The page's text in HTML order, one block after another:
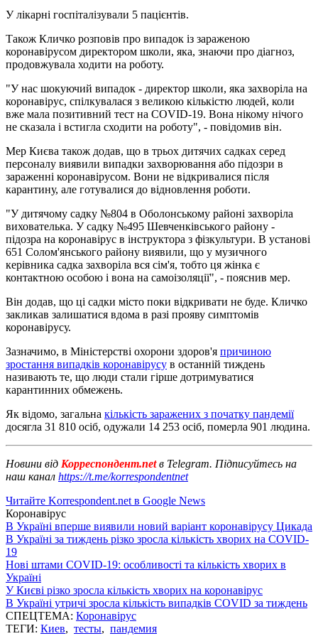
У лікарні госпіталізували 5 пацієнтів.
Також Кличко розповів про випадок із зараженою
коронавірусом директором школи, яка, знаючи про діагноз,
продовжувала ходити на роботу.
"У нас шокуючий випадок - директор школи, яка захворіла на
коронавірус, спілкувалася з великою кількістю людей, коли
вже мала позитивний тест на COVID-19. Вона нікому нічого
не сказала і встигла сходити на роботу", - повідомив він.
Мер Києва також додав, що в трьох дитячих садках серед
персоналу виявили випадки захворювання або підозри в
зараженні коронавірусом. Вони не відкривалися після
карантину, але готувалися до відновлення роботи.
"У дитячому садку №804 в Оболонському районі захворіла
вихователька. У садку №495 Шевченківського району -
підозра на коронавірус в інструктора з фізкультури. В установі
651 Солом'янського району виявили, що у музичного
керівника садка захворіла вся сім'я, тобто ця жінка є
контактною особою і вона на самоізоляції", - пояснив мер.
Він додав, що ці садки місто поки відкривати не буде. Кличко
закликав залишатися вдома в разі прояву симптомів
коронавірусу.
Зазначимо, в Міністерстві охорони здоров'я причиною
зростання випадків коронавірусу в останній тиждень
називають те, що люди стали гірше дотримуватися
карантинних обмежень.
Як відомо, загальна кількість заражених з початку пандемії
досягла 31 810 осіб, одужали 14 253 осіб, померла 901 людина.
Новини від Корреспондент.netв Telegram. Підписуйтесь на
наш канал https://t.me/korrespondentnet
Читайте Korrespondent.net в Google News
Коронавірус
В Україні вперше виявили новий варіант коронавірусу Цикада
В Україні за тиждень різко зросла кількість хворих на COVID-
19
Нові штами COVID-19: особливості та кількість хворих в
Україні
У Києві різко зросла кількість хворих на коронавірус
В Україні утричі зросла кількість випадків COVID за тиждень
СПЕЦТЕМА: Коронавірус
ТЕГИ: Киев, тесты, пандемия